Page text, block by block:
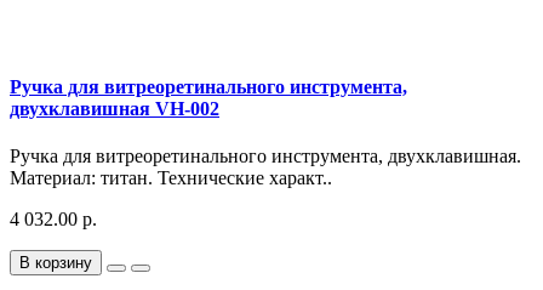
Ручка для витреоретинального инструмента,
двухклавишная VH-002
Ручка для витреоретинального инструмента, двухклавишная.
Материал: титан. Технические характ..
4 032.00 р.
В корзину